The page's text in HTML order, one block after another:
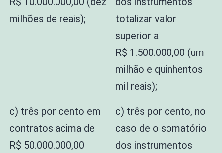
milhões de reais);
totalizar valor
superior a
R$ 1.500.000,00 (um
milhão e quinhentos
mil reais);
c) três por cento em
contratos acima de
R$ 50.000.000,00
c) três por cento, no
caso de o somatório
dos instrumentos